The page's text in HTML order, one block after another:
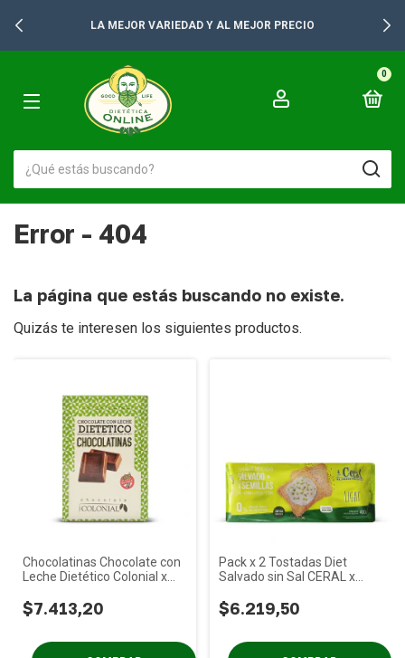
LA MEJOR VARIEDAD Y AL MEJOR PRECIO
0
Error - 404
La página que estás buscando no existe.
Quizás te interesen los siguientes productos.
Chocolatinas Chocolate con
Leche Dietético Colonial x
$7.413,20
Pack x 2 Tostadas Diet
Salvado sin Sal CERAL x
$6.219,50